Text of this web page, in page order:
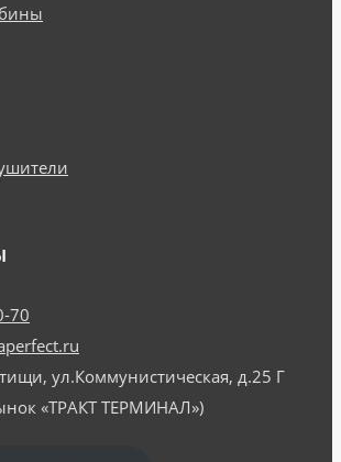
70
ул.Коммунистическая, д.25 Г
«ТРАКТ ТЕРМИНАЛ»)